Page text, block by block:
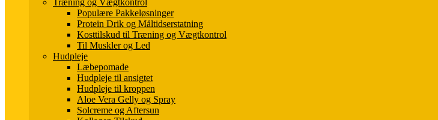
Træning og Vægtkontrol
Populære Pakkeløsninger
Protein Drik og Måltidserstatning
Kosttilskud til Træning og Vægtkontrol
Til Muskler og Led
Hudpleje
Læbepomade
Hudpleje til ansigtet
Hudpleje til kroppen
Aloe Vera Gelly og Spray
Solcreme og Aftersun